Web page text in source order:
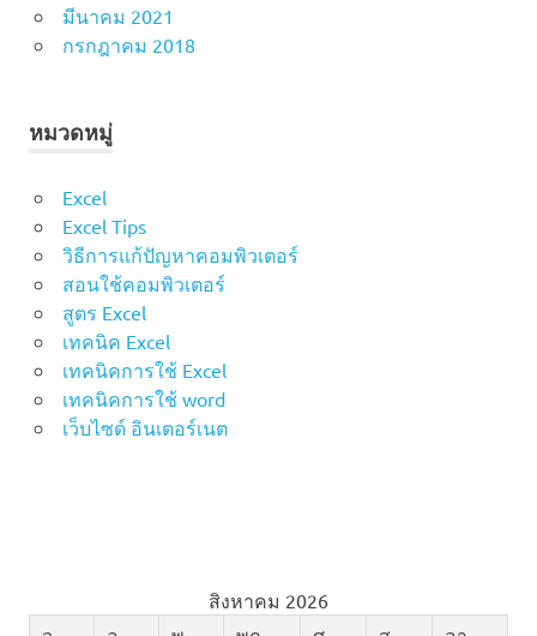
มีนาคม 2021
กรกฎาคม 2018
หมวดหมู่
Excel
Excel Tips
วิธีการแก้ปัญหาคอมพิวเตอร์
สอนใช้คอมพิวเตอร์
สูตร Excel
เทคนิค Excel
เทคนิคการใช้ Excel
เทคนิคการใช้ word
เว็บไซด์ อินเตอร์เนต
สิงหาคม 2026